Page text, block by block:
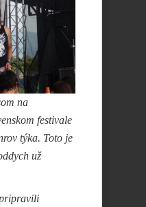
na
festivale
týka. Toto je
už